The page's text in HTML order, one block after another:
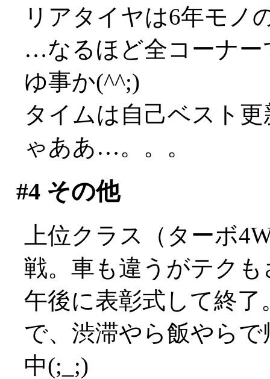
リアタイヤは6年モノ
…なるほど全コーナー
ゆ事か(^^;)
タイムは自己ベスト
ゃああ…。。。
#4その他
上位クラス（ターボ
戦。車も違うがテクも
午後に表彰式して終了
で、渋滞やら飯やら
中(;_;)